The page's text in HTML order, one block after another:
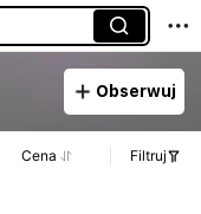
Obserwuj
Cena Filtruj